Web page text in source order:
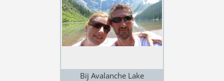
Bij Avalanche Lake